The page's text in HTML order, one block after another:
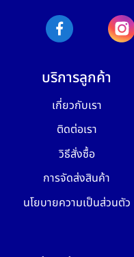
บริการลูกค้า
เกี่ยวกับเรา
ติดต่อเรา
วิธีสั่งซื้อ
การจัดส่งสินค้า
นโยบายความเป็นส่วนตัว